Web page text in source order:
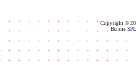
Copyright ©
Bu siteSPL